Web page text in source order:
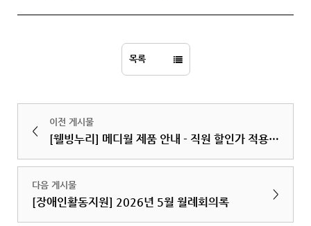
목록
<
이전 게시물
[웰빙누리] 메디월 제품 안내 - 직원 할인가 적용됩니다.
다음 게시물
[장애인활동지원] 2026년 5월 월례회의록
>